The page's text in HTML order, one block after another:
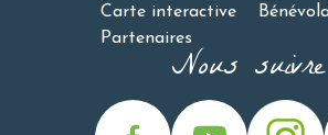
Carte interactive
Partenaires
Nous suivre